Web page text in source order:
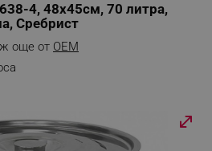
4, 48х45см, 70 литра,
Сребрист
още от OEM